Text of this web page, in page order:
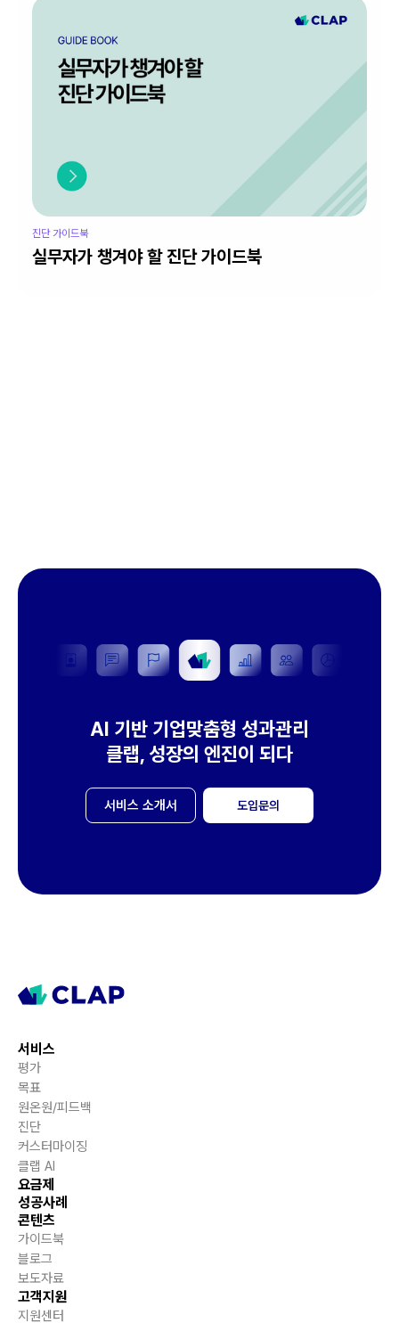
진단 가이드북
실무자가 챙겨야 할 진단 가이드북
AI 기반 기업맞춤형 성과관리
클랩, 성장의 엔진이 되다
서비스 소개서 도입문의
서비스
평가
목표
원온원/피드백
진단
커스터마이징
클랩 AI
요금제
성공사례
콘텐츠
가이드북
블로그
보도자료
고객지원
지원센터